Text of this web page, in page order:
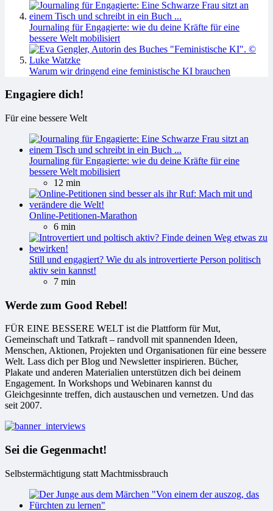
Journaling für Engagierte: wie du deine Kräfte für eine
bessere Welt mobilisiert
Warum wir dringend eine feministische KI brauchen
Engagiere dich!
Für eine bessere Welt
Journaling für Engagierte: wie du deine Kräfte für eine
bessere Welt mobilisiert
12 min
Online-Petitionen-Marathon
6 min
Still und engagiert? Wie du als introvertierte Person politisch
aktiv sein kannst!
7 min
Werde zum Good Rebel!
FÜR EINE BESSERE WELT ist die Plattform für Mut,
Gemeinschaft und Tatkraft – randvoll mit spannenden Ideen,
Menschen, Aktionen, Projekten und Organisationen für eine bessere
Welt. Lass dich per Blog und Newsletter inspirieren. Bücher,
Plakate und anderen Materialien unterstützen dich bei deinem
Engagement. In Workshops und Webinaren kannst du
Gleichgesinnte treffen, dich austauschen und vernetzen. Und das
seit 2007.
Sei die Gegenmacht!
Selbstermächtigung statt Machtmissbrauch